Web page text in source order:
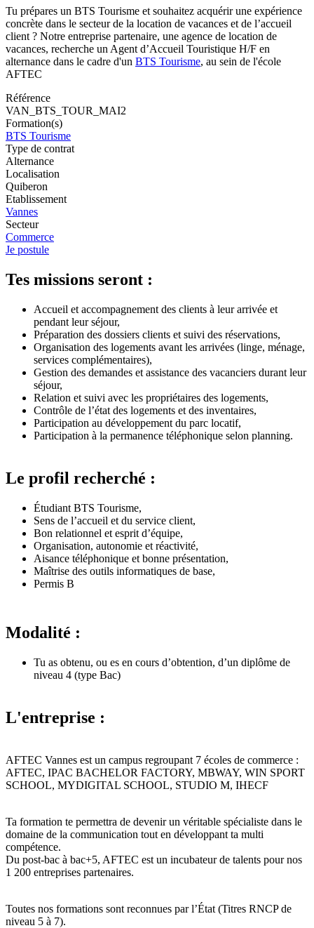
Tu prépares un BTS Tourisme et souhaitez acquérir une expérience
concrète dans le secteur de la location de vacances et de l’accueil
client ? Notre entreprise partenaire, une agence de location de
vacances, recherche un Agent d’Accueil Touristique H/F en
alternance dans le cadre d'un BTS Tourisme, au sein de l'école
AFTEC
Référence
VAN_BTS_TOUR_MAI2
Formation(s)
BTS Tourisme
Type de contrat
Alternance
Localisation
Quiberon
Etablissement
Vannes
Secteur
Commerce
Je postule
Tes missions seront :
Accueil et accompagnement des clients à leur arrivée et
pendant leur séjour,
Préparation des dossiers clients et suivi des réservations,
Organisation des logements avant les arrivées (linge, ménage,
services complémentaires),
Gestion des demandes et assistance des vacanciers durant leur
séjour,
Relation et suivi avec les propriétaires des logements,
Contrôle de l’état des logements et des inventaires,
Participation au développement du parc locatif,
Participation à la permanence téléphonique selon planning.
Le profil recherché :
Étudiant BTS Tourisme,
Sens de l’accueil et du service client,
Bon relationnel et esprit d’équipe,
Organisation, autonomie et réactivité,
Aisance téléphonique et bonne présentation,
Maîtrise des outils informatiques de base,
Permis B
Modalité :
Tu as obtenu, ou es en cours d’obtention, d’un diplôme de
niveau 4 (type Bac)
L'entreprise :
AFTEC Vannes est un campus regroupant 7 écoles de commerce :
AFTEC, IPAC BACHELOR FACTORY, MBWAY, WIN SPORT
SCHOOL, MYDIGITAL SCHOOL, STUDIO M, IHECF
Ta formation te permettra de devenir un véritable spécialiste dans le
domaine de la communication tout en développant ta multi
compétence.
Du post-bac à bac+5, AFTEC est un incubateur de talents pour nos
1 200 entreprises partenaires.
Toutes nos formations sont reconnues par l’État (Titres RNCP de
niveau 5 à 7).